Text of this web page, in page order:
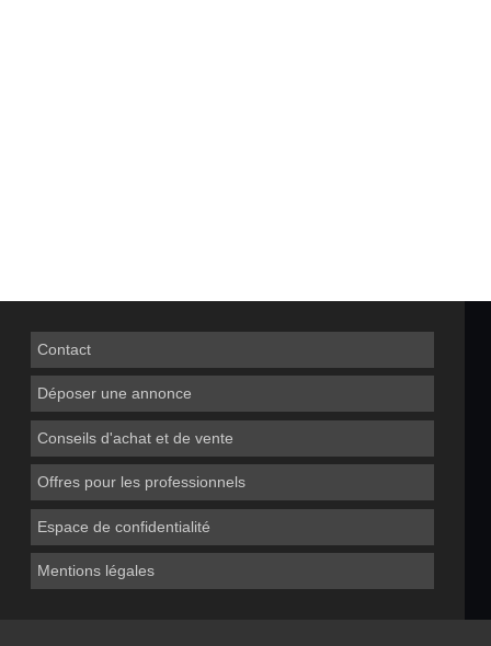
Contact
Déposer une annonce
Conseils d'achat et de vente
Offres pour les professionnels
Espace de confidentialité
Mentions légales